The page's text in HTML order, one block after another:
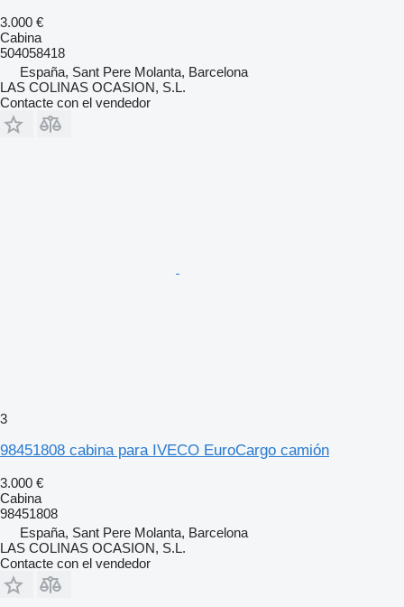
3.000 €
Cabina
504058418
España, Sant Pere Molanta, Barcelona
LAS COLINAS OCASION, S.L.
Contacte con el vendedor
3
98451808 cabina para IVECO EuroCargo camión
3.000 €
Cabina
98451808
España, Sant Pere Molanta, Barcelona
LAS COLINAS OCASION, S.L.
Contacte con el vendedor